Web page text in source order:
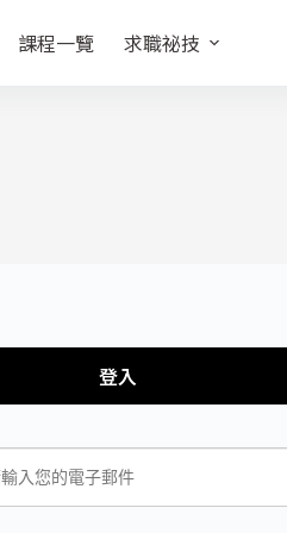
課程一覽 求職祕技
登入